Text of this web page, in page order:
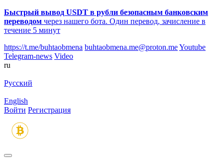
Быстрый вывод USDT в рубли безопасным банковским
переводом через нашего бота. Один перевод, зачисление в
течение 5 минут
https://t.me/buhtaobmena buhtaobmena.me@proton.meYoutube
Telegram-news Video
ru
Русский
English
Войти Регистрация